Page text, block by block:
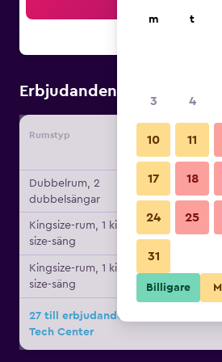
Erbjudanden från
Rumstyp
Dubbelrum, 2
dubbelsängar
Kingsize-rum, 1 king
size-säng
Kingsize-rum, 1 king
size-säng
27 till erbjudanden för La Quinta by
Tech Center
m t
3 4
10 11
17 18
24 25
31
Billigare